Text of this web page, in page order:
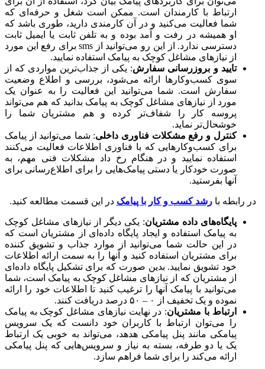
ارتباط با کارمندان است. ممکن است شغل و حرفه‌ای که
شما فعالیت می‌کنید و در آن کارمندی دارید، طوری باشد که
او همیشه در رفت و آمد بوده و به تلفن ثابت یا ایمیل ثابت
دسترسی ندارد. از این رو می‌توانید از sms برای رفع این مورد
از نیازهای مشاغل کوچک به پیامک استفاده نمایید.
تایید و بروزرسانی سفارش: یکی از جذاب‌ترین مواردی که از
سوی کسب‌و‌کارها ارائه می‌شود، بررسی و اطلاع وضعیت
سفارش است. شما می‌توانید این فعالیت را به عنوان یک
مورد از نیازهای مشاغل کوچک به پیامک بدانید که هم می‌تواند
پروسه کار را شفاف‌تر کرده و هم مشتریان شما را
خوشحال‌تر نماید.
کنترل و رفع مشکلات فناوری داخلی: شما می‌توانید از پیامک
برای کسب‌وکارهایی که با فناوری اطلاعات فعالیت می‌کنند
استفاده نمایید و در هنگام رخ داد مشکلات فنی مهم، به
صورت خودکار یا دستی پیامک‌هایی را برای اطلاع‌رسانی برای
آنها بفرستید.
در رابطه بارشد کسب و کار با پیامک در این قسمت مطالعه کنید.
پایگاه‌های داده مشتریان: یکی دیگر از نیازهای مشاغل کوچک
به پیامک استفاده و ایجاد پایگاه داده‌ای از مشتریان است که
در این حالت شما می‌توانید از موارد جذاب و تشویق کننده
برای مشتریان استفاده کنید و آنها را به سمت ارائه اطلاعات
خود تشویق نمایید. بدین صورت که برای تشکیل پایگاه داده‌ای
از مشتریان که از نیازهای مشاغل کوچک به پیامک است، شما
می‌توانید با پیامک آنها را ترغیب کنید تا اطلاعات خود را ارائه
نموده و یک تخفیف از ۰ – ۵۰ درصد دریافت کنند.
ارتباط با مشتریان: در نهایت نیازهای مشاغل کوچک به پیامک
را می‌توان ارتباط با کاربران خود دانست که یک سرویس
پیامکی مانند پنل پیامکی هدهد، می‌تواند به خوبی یک ارتباط
یک یا دو طرفه، بسته به نیاز و سرویس‌هایی که پنل پیامکی
ارائه می‌کند را برای شما فراهم سازد.